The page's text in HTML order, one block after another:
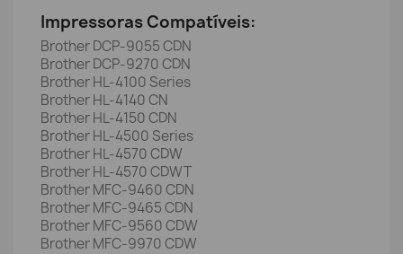
Impressoras Compatíveis:
Brother DCP-9055 CDN
Brother DCP-9270 CDN
Brother HL-4100 Series
Brother HL-4140 CN
Brother HL-4150 CDN
Brother HL-4500 Series
Brother HL-4570 CDW
Brother HL-4570 CDWT
Brother MFC-9460 CDN
Brother MFC-9465 CDN
Brother MFC-9560 CDW
Brother MFC-9970 CDW